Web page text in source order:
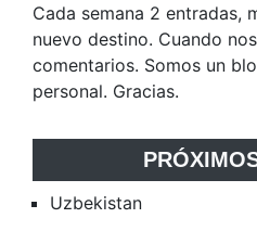
Cada semana 2 entradas,
nuevo destino. Cuando
comentarios. Somos un
personal. Gracias.
Uzbekistan